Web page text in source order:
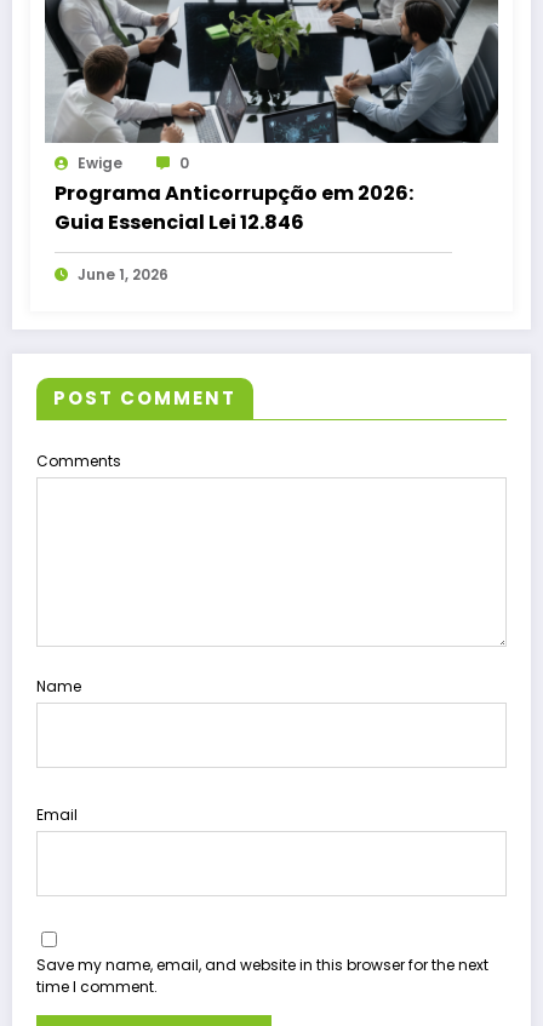
Ewige 0
Programa Anticorrupção em 2026:
Guia Essencial Lei 12.846
June 1, 2026
POST COMMENT
Comments
Name
Email
Save my name, email, and website in this browser for the next
time I comment.